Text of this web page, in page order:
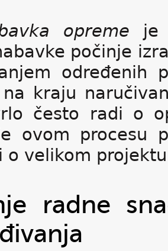
opreme je
počinje
određenih
kraju
često radi o
ovom procesu
o velikom
radne